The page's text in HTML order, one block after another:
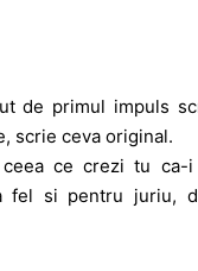
de primul impuls
scrie ceva original.
ce crezi tu ca-
fel si pentru juriu,